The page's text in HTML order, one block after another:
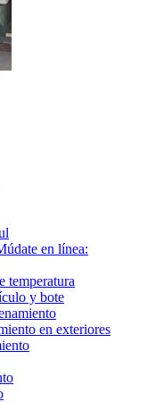
en línea:
temperatura
y bote
en exteriores